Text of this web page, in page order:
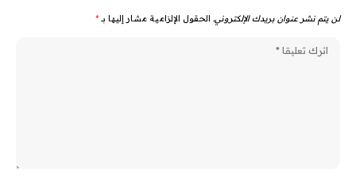
لن يتم نشر عنوان بريدك الإلكتروني. الحقول الإلزامية مشار إليها بـ *